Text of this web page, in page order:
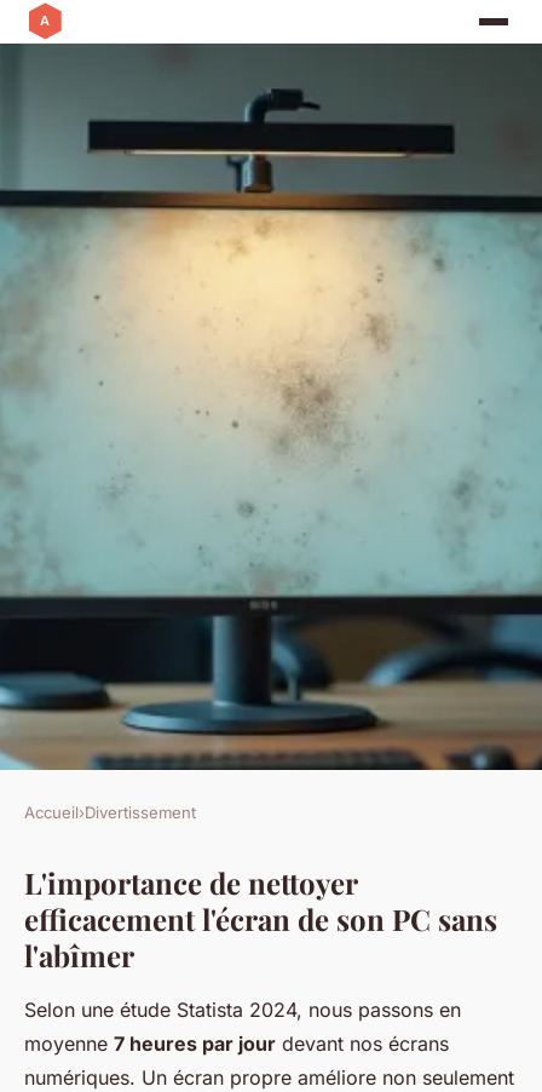
Comment nettoyer l'écran de
votre pc sans traces ?
Accueil›Divertissement
L'importance de nettoyer
efficacement l'écran de son PC sans
l'abîmer
Selon une étude Statista 2024, nous passons en
moyenne 7 heures par jour devant nos écrans
numériques. Un écran propre améliore non seulement